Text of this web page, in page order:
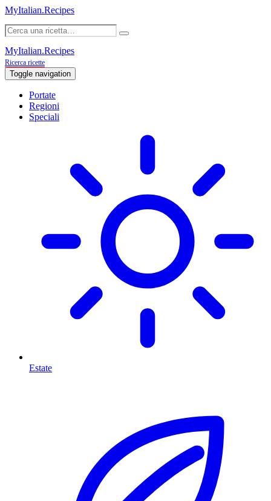
MyItalian.Recipes
MyItalian.Recipes
Ricerca ricette
Toggle navigation
Portate
Regioni
Speciali
Estate